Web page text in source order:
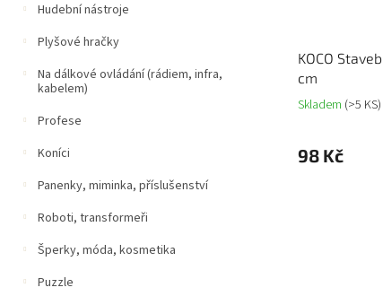
Hudební nástroje
Plyšové hračky
Na dálkové ovládání (rádiem, infra,
kabelem)
Profese
Koníci
Panenky, miminka, příslušenství
Roboti, transformeři
Šperky, móda, kosmetika
Puzzle
KOCO
cm
Skladem (>5 KS)
98 Kč